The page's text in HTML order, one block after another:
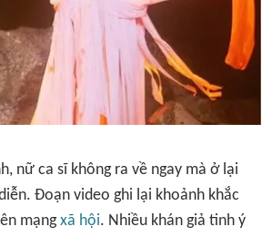
nữ ca sĩ không ra về ngay mà ở lại
Đoạn video ghi lại khoảnh khắc
mạngxã hội. Nhiều khán giả tinh ý